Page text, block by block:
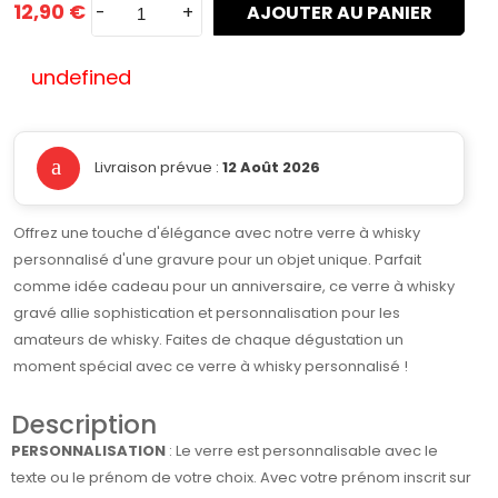
12,90 € - + AJOUTER AU PANIER
undefined
Livraison prévue : 12 Août 2026
Offrez une touche d'élégance avec notre verre à whisky
personnalisé d'une gravure pour un objet unique. Parfait
comme idée cadeau pour un anniversaire, ce verre à whisky
gravé allie sophistication et personnalisation pour les
amateurs de whisky. Faites de chaque dégustation un
moment spécial avec ce verre à whisky personnalisé !
Description
PERSONNALISATION : Le verre est personnalisable avec le
texte ou le prénom de votre choix. Avec votre prénom inscrit sur